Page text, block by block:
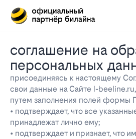
соглашение на обработку
персональных
присоединяясь к настоящему
свои данные на Сайте l-
путем заполнения полей формы
• подтверждает, что все
принадлежат лично ему;
• подтверждает и признает, что